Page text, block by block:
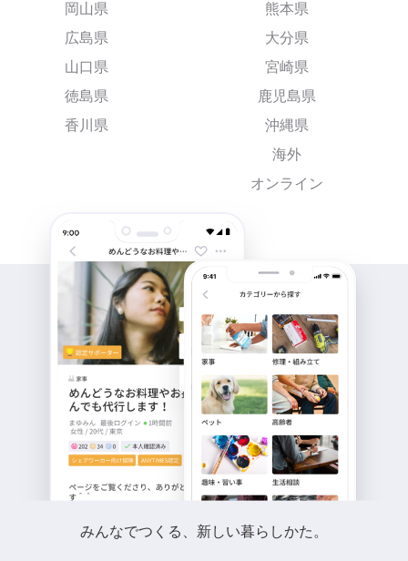
岡山県
広島県
山口県
徳島県
香川県
熊本県
大分県
宮崎県
鹿児島県
沖縄県
海外
オンライン
みんなでつくる、新しい暮らしかた。